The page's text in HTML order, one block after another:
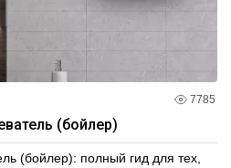
7785
(бойлер)
(бойлер): полный гид для тех,